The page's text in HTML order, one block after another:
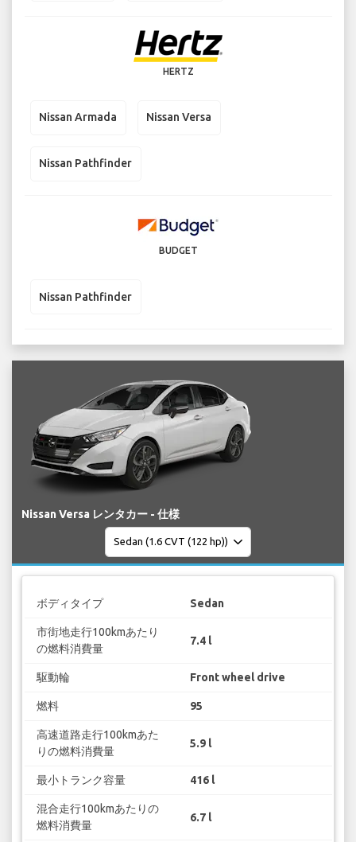
HERTZ
Nissan Armada Nissan Versa
Nissan Pathfinder
BUDGET
Nissan Pathfinder
Nissan Versa レンタカー - 仕様
ボディタイプ Sedan
市街地走行100kmあたり
の燃料消費量
7.4 l
駆動輪 Front wheel drive
燃料 95
高速道路走行100kmあた
りの燃料消費量
5.9 l
最小トランク容量 416 l
混合走行100kmあたりの
燃料消費量
6.7 l